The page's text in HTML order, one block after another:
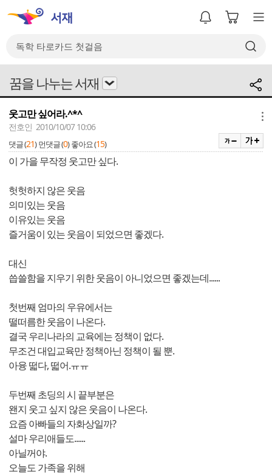
꿈을 나누는 서재
웃고만 싶어라.^*^
전호인 2010/10/07 10:06
댓글 (21) 먼댓글 (0) 좋아요 (15)
이 가을 무작정 웃고만 싶다.
헛헛하지 않은 웃음
의미있는 웃음
이유있는 웃음
즐거움이 있는 웃음이 되었으면 좋겠다.
대신
씁쓸함을 지우기 위한 웃음이 아니었으면 좋겠는데......
첫번째 엄마의 우유에서는
떨떠름한 웃음이 나온다.
결국 우리나라의 교육에는 정책이 없다.
무조건 대입교육만 정책아닌 정책이 될 뿐.
아융 떫다, 떫어.ㅠㅠ
두번째 초딩의 시 끝부분은
왠지 웃고 싶지 않은 웃음이 나온다.
요즘 아빠들의 자화상일까?
설마 우리애들도......
아닐꺼야.
오늘도 가족을 위해